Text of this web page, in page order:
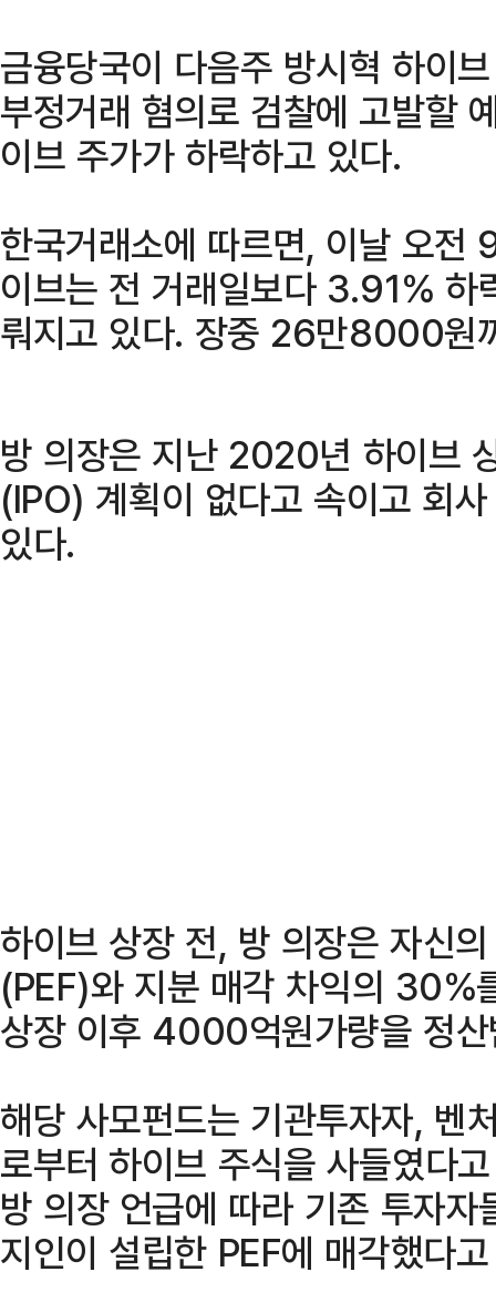
금융당국이 다음주 방시혁 하이
부정거래 혐의로 검찰에 고발할
이브 주가가 하락하고 있다.
한국거래소에 따르면, 이날 오전
이브는 전 거래일보다 3.91%
뤄지고 있다. 장중 26만8000원
방 의장은 지난 2020년 하이브
(IPO) 계획이 없다고 속이고 회
있다.
하이브 상장 전, 방 의장은 자신
(PEF)와 지분 매각 차익의 30%
상장 이후 4000억원가량을 정
해당 사모펀드는 기관투자자, 벤
로부터 하이브 주식을 사들였다
방 의장 언급에 따라 기존 투자
지인이 설립한 PEF에 매각했다